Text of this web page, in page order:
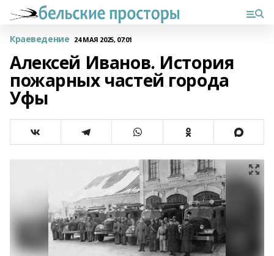
Краеведение 24 МАЯ 2025, 07:01
Алексей Иванов. История
пожарных частей города
Уфы